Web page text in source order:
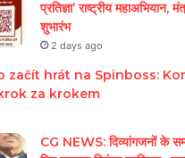
प्रतिज्ञा’ राष्ट्रीय महाअभियान,
शुभारंभ
2 days ago
začít hrát na Spinboss:
za krokem
CG NEWS: दिव्यांगजनों के